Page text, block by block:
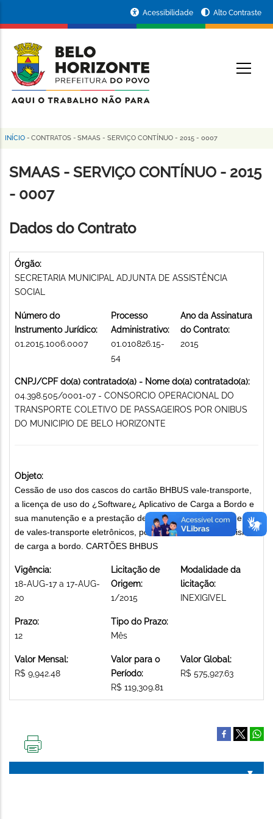
conteúdo
principal
da
Prefeitura
de
Horizonte
Acessibilidade Alto Contraste
Trilha
de
navegação
INÍCIO - CONTRATOS - SMAAS - SERVIÇO CONTÍNUO - 2015 - 0007
SMAAS - SERVIÇO CONTÍNUO - 2015
- 0007
Dados do Contrato
Órgão:
SECRETARIA MUNICIPAL ADJUNTA DE ASSISTÊNCIA
SOCIAL
Número do
Instrumento Jurídico:
01.2015.1006.0007
Processo
Administrativo:
01.010826.15-
54
Ano da Assinatura
do Contrato:
2015
CNPJ/CPF do(a) contratado(a) - Nome do(a) contratado(a):
04.398.505/0001-07 - CONSORCIO OPERACIONAL DO
TRANSPORTE COLETIVO DE PASSAGEIROS POR ONIBUS
DO MUNICIPIO DE BELO HORIZONTE
Objeto:
Cessão de uso dos cascos do cartão BHBUS vale-transporte,
a licença de uso do ¿Software¿ Aplicativo de Carga a Bordo e
sua manutenção e a prestação de serviços para fornecimento
de vales-transporte eletrônicos, por intermédio do mecanismo
de carga a bordo. CARTÕES BHBUS
Vigência:
18-AUG-17 a 17-AUG-
20
Licitação de
Origem:
1/2015
Modalidade da
licitação:
INEXIGIVEL
Prazo:
12
Tipo do Prazo:
Mês
Valor Mensal:
R$ 9,942.48
Valor para o
Período:
R$ 119,309.81
Valor Global:
R$ 575,927.63
PÁGINA